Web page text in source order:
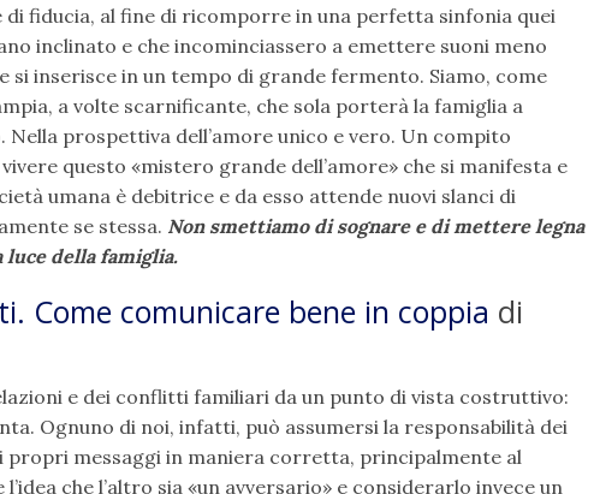
fiducia, al fine di ricomporre in una perfetta sinfonia quei
inclinato e che incominciassero a emettere suoni meno
si inserisce in un tempo di grande fermento. Siamo, come
a volte scarnificante, che sola porterà la famiglia a
prospettiva dell’amore unico e vero. Un compito
questo «mistero grande dell’amore» che si manifesta e
umana è debitrice e da esso attende nuovi slanci di
se stessa. Non smettiamo di sognare e di mettere legna
della famiglia.
Come comunicare bene in coppia di
e dei conflitti familiari da un punto di vista costruttivo:
Ognuno di noi, infatti, può assumersi la responsabilità dei
messaggi in maniera corretta, principalmente al
che l’altro sia «un avversario» e considerarlo invece un